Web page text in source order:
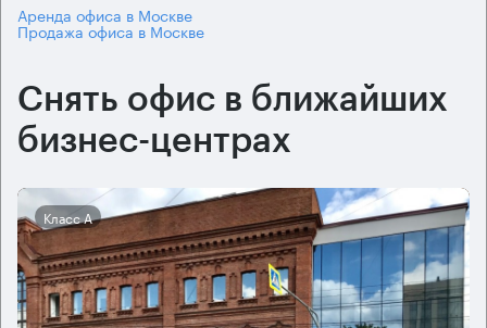
Аренда офиса в Москве
Продажа офиса в Москве
Снять офис в ближайших
бизнес-центрах
Класс А